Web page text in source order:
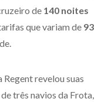
de 140 noites
que variam de 93
revelou suas
três navios da Frota,